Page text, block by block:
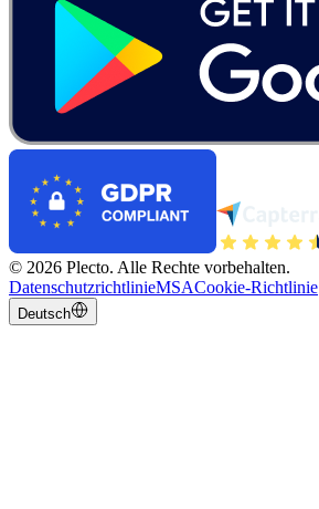
© 2026 Plecto. Alle Rechte vorbehalten.
DatenschutzrichtlinieMSACookie-Richtlinie
Deutsch